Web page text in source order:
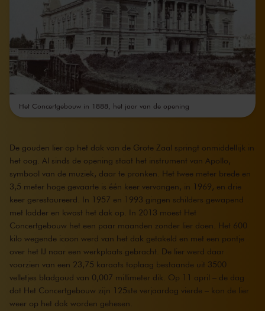
Het Concertgebouw in 1888, het jaar van de opening
De gouden lier op het dak van de Grote Zaal springt onmiddellijk in
het oog. Al sinds de opening staat het instrument van Apollo,
symbool van de muziek, daar te pronken. Het twee meter brede en
3,5 meter hoge gevaarte is één keer vervangen, in 1969, en drie
keer gerestaureerd. In 1957 en 1993 gingen schilders gewapend
met ladder en kwast het dak op. In 2013 moest Het
Concertgebouw het een paar maanden zonder lier doen. Het 600
kilo wegende icoon werd van het dak getakeld en met een pontje
over het IJ naar een werkplaats gebracht. De lier werd daar
voorzien van een 23,75 karaats toplaag bestaande uit 3500
velletjes bladgoud van 0,007 millimeter dik. Op 11 april – de dag
dat Het Concertgebouw zijn 125ste verjaardag vierde – kon de lier
weer op het dak worden gehesen.